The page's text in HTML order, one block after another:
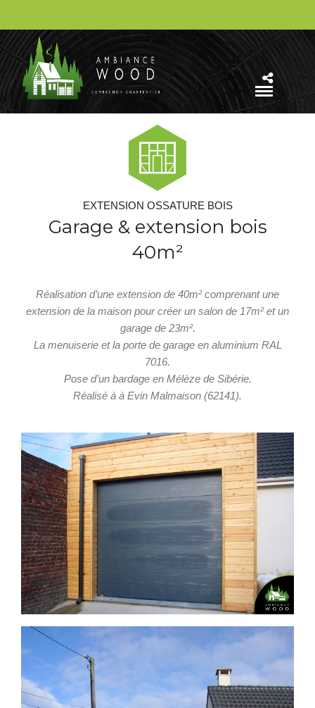
EXTENSION OSSATURE BOIS
Garage & extension bois
40m²
Réalisation d’une extension de 40m² comprenant une
extension de la maison pour créer un salon de 17m² et un
garage de 23m².
La menuiserie et la porte de garage en aluminium RAL
7016.
Pose d’un bardage en Mélèze de Sibérie.
Réalisé à à Evin Malmaison (62141).